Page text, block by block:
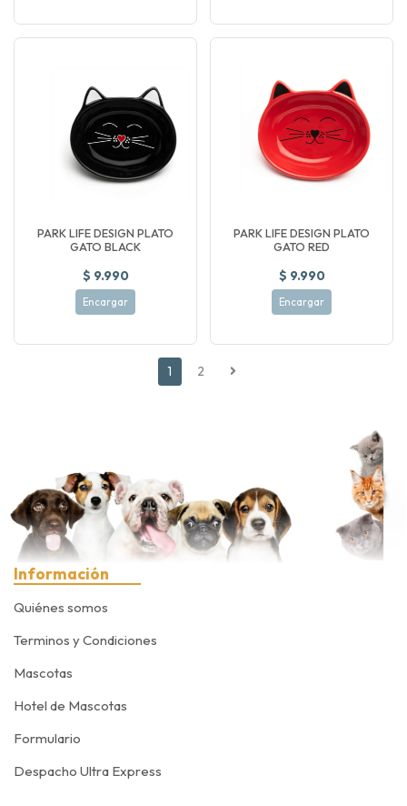
PARK LIFE DESIGN PLATO
GATO BLACK
$ 9.990
Encargar
PARK LIFE DESIGN PLATO
GATO RED
$ 9.990
Encargar
1 2
Información
Quiénes somos
Terminos y Condiciones
Mascotas
Hotel de Mascotas
Formulario
Despacho Ultra Express